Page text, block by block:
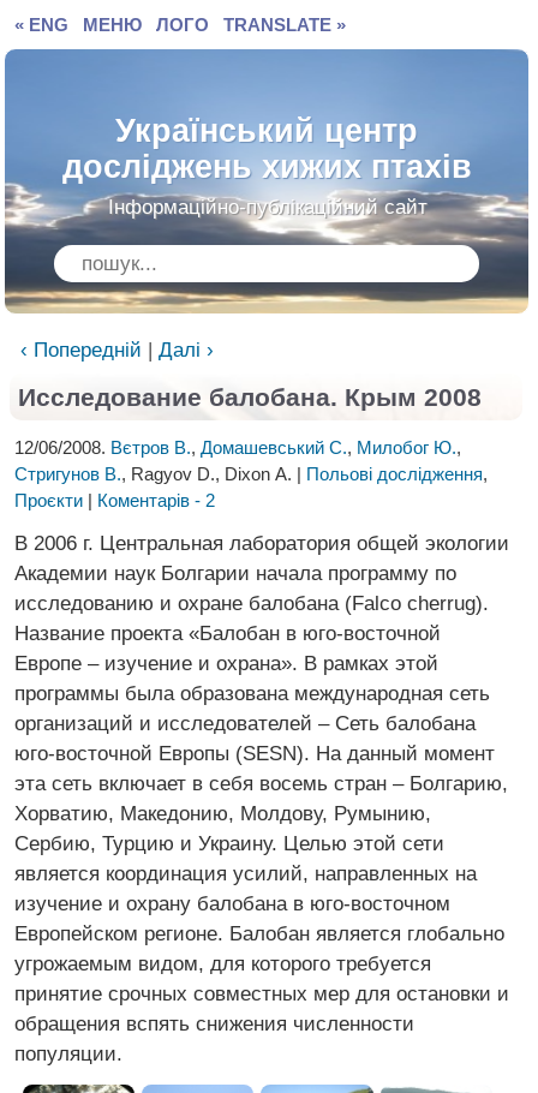
« ENG МЕНЮ ЛОГО TRANSLATE »
Український центр
досліджень хижих птахів
Інформаційно-публікаційний сайт
‹ Попередній | Далі ›
Исследование балобана. Крым 2008
12/06/2008. Вєтров В., Домашевський С., Милобог Ю.,
Стригунов В., Ragyov D., Dixon A. | Польові дослідження,
Проєкти | Коментарів - 2
В 2006 г. Центральная лаборатория общей экологии
Академии наук Болгарии начала программу по
исследованию и охране балобана (Falco cherrug).
Название проекта «Балобан в юго-восточной
Европе – изучение и охрана». В рамках этой
программы была образована международная сеть
организаций и исследователей – Сеть балобана
юго-восточной Европы (SESN). На данный момент
эта сеть включает в себя восемь стран – Болгарию,
Хорватию, Македонию, Молдову, Румынию,
Сербию, Турцию и Украину. Целью этой сети
является координация усилий, направленных на
изучение и охрану балобана в юго-восточном
Европейском регионе. Балобан является глобально
угрожаемым видом, для которого требуется
принятие срочных совместных мер для остановки и
обращения вспять снижения численности
популяции.